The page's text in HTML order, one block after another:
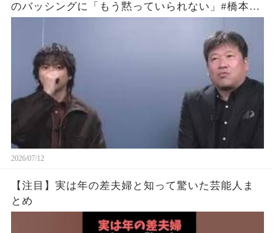
のバッシングに「もう黙っていられない」#橋本愛
2026/07/12
【注目】実は年の差夫婦と知って驚いた芸能人ま
とめ